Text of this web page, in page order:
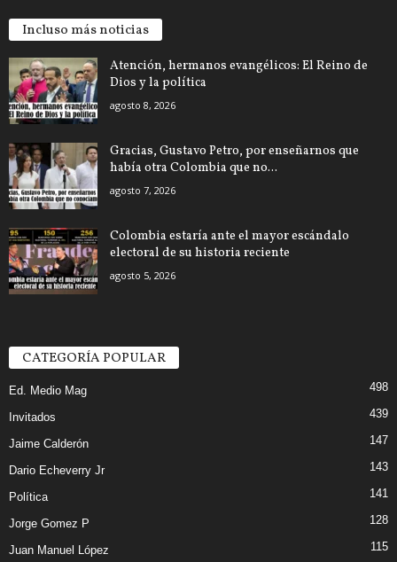
Incluso más noticias
Atención, hermanos evangélicos: El Reino de
Dios y la política
agosto 8, 2026
Gracias, Gustavo Petro, por enseñarnos que
había otra Colombia que no...
agosto 7, 2026
Colombia estaría ante el mayor escándalo
electoral de su historia reciente
agosto 5, 2026
CATEGORÍA POPULAR
Ed. Medio Mag 498
Invitados 439
Jaime Calderón 147
Dario Echeverry Jr 143
Política 141
Jorge Gomez P 128
Juan Manuel López 115